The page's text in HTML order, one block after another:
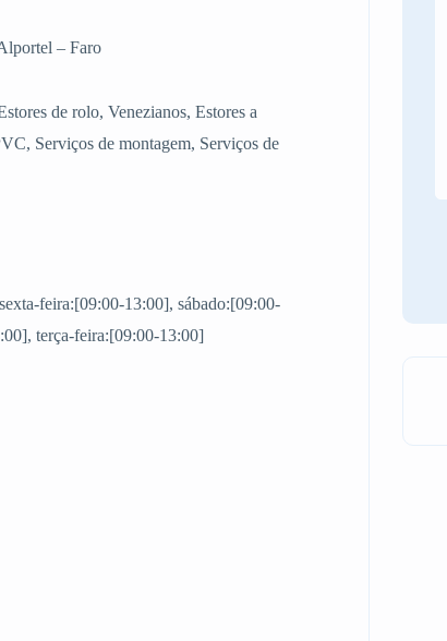
– Faro
de rolo, Venezianos, Estores a
Serviços de montagem, Serviços de
feira:[09:00-13:00], sábado:[09:00-
terça-feira:[09:00-13:00]